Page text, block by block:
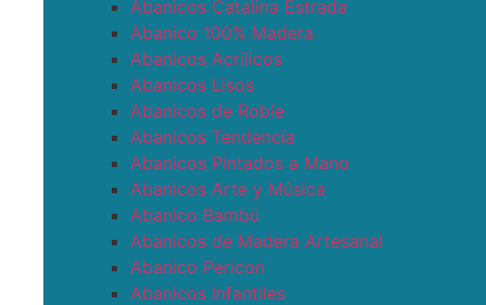
Abanicos Catalina Estrada
Abanico 100% Madera
Abanicos Acrílicos
Abanicos Lisos
Abanicos de Roble
Abanicos Tendencia
Abanicos Pintados a Mano
Abanicos Arte y Música
Abanico Bambú
Abanicos de Madera Artesanal
Abanico Pericon
Abanicos Infantiles